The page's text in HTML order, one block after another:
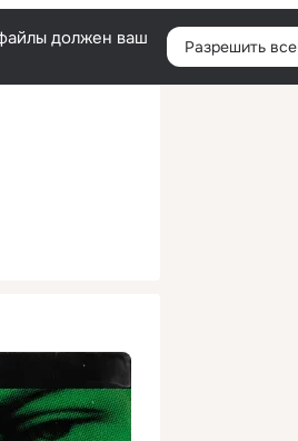
Войти
должен ваш
Разрешить все